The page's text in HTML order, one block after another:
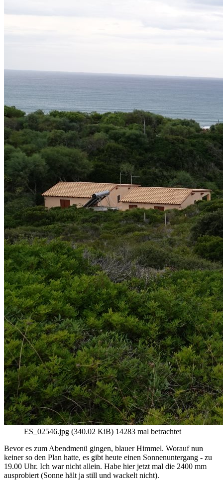
ES_02546.jpg (340.02 KiB) 14283 mal betrachtet
Bevor es zum Abendmenü gingen, blauer Himmel. Worauf nun
keiner so den Plan hatte, es gibt heute einen Sonnenuntergang - zu
19.00 Uhr. Ich war nicht allein. Habe hier jetzt mal die 2400 mm
ausprobiert (Sonne hält ja still und wackelt nicht).